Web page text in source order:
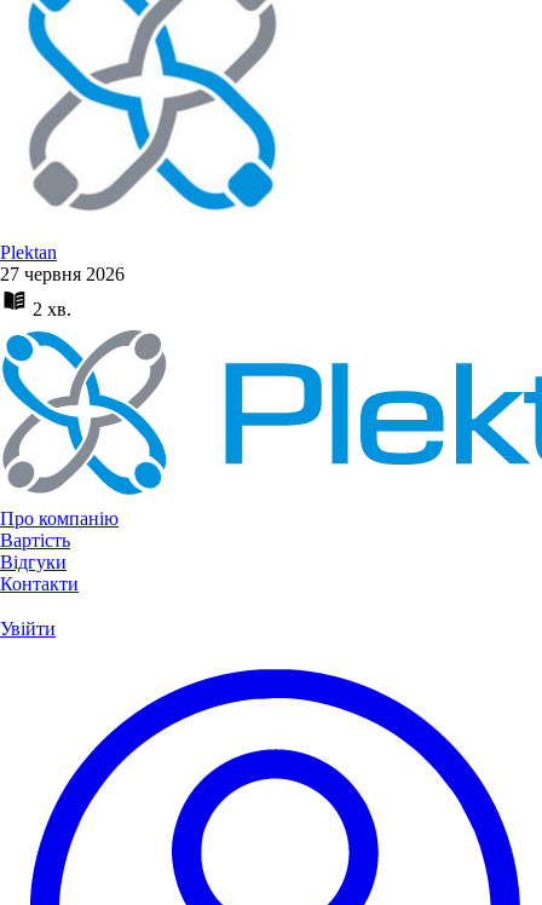
Plektan
27 червня 2026
2 хв.
Про компанію
Вартість
Відгуки
Контакти
Увійти